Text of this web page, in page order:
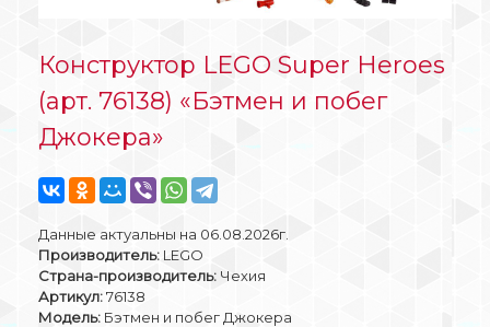
Конструктор LEGO Super Heroes
(арт. 76138) «Бэтмен и побег
Джокера»
Данные актуальны на 06.08.2026г.
Производитель: LEGO
Страна-производитель: Чехия
Артикул:76138
Модель: Бэтмен и побег Джокера